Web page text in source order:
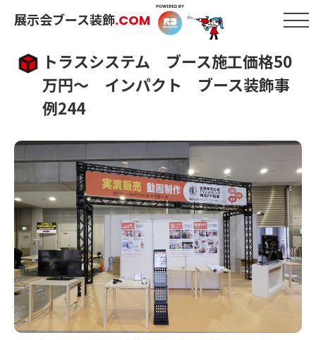
展示会ブース装飾.COM
トラスシステム ブース施工価格50
万円～ インパクト ブース装飾事
例244